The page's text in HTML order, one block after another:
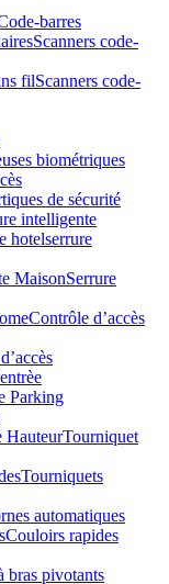
barres
Scanners code-
Scanners code-
biométriques
de sécurité
intelligente
serrure
Serrure
Contrôle d’accès
Parking
Tourniquet
Tourniquets
automatiques
Couloirs rapides